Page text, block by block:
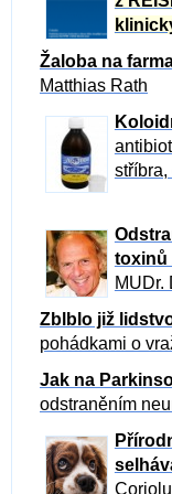
Žaloba na
Matthias Rath
toxinů
MUDr.
Zblblo již
pohádkami o
Jak na
odstraněním